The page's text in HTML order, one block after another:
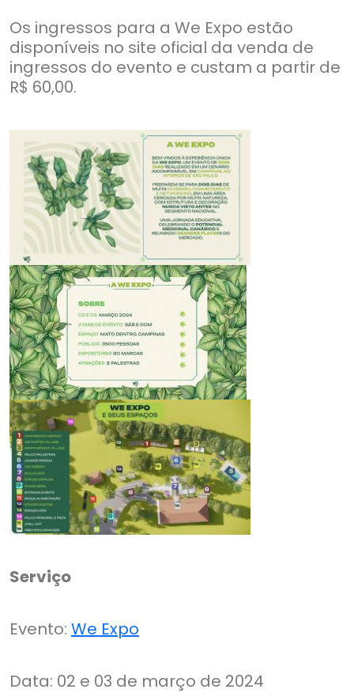
Os ingressos para a We Expo estão
disponíveis no site oficial da venda de
ingressos do evento e custam a partir de
R$ 60,00.
Serviço
Evento: We Expo
Data: 02 e 03 de março de 2024